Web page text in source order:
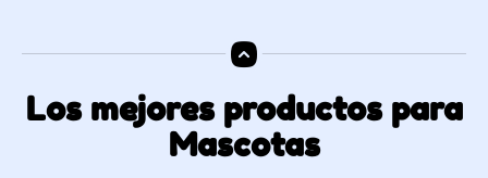
Los mejores productos para
Mascotas